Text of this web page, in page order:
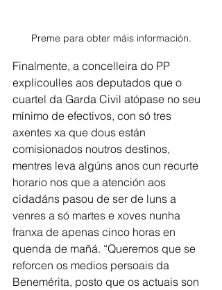
Preme para obter máis información.
Finalmente, a concelleira do PP
explicoulles aos deputados que o
cuartel da Garda Civil atópase no seu
mínimo de efectivos, con só tres
axentes xa que dous están
comisionados noutros destinos,
mentres leva algúns anos cun recurte
horario nos que a atención aos
cidadáns pasou de ser de luns a
venres a só martes e xoves nunha
franxa de apenas cinco horas en
quenda de mañá. “Queremos que se
reforcen os medios persoais da
Benemérita, posto que os actuais son